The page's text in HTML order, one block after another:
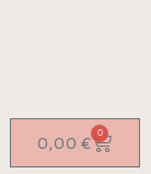
0,00 € 0